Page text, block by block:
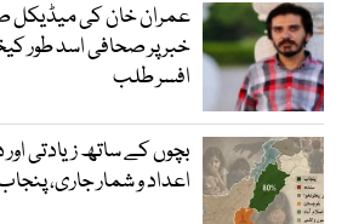
عمران خان کی میڈیکل
خبر پر صحافی اسد طور
افسر طلب
بچوں کے ساتھ زیادتی
اعداد و شمار جاری،